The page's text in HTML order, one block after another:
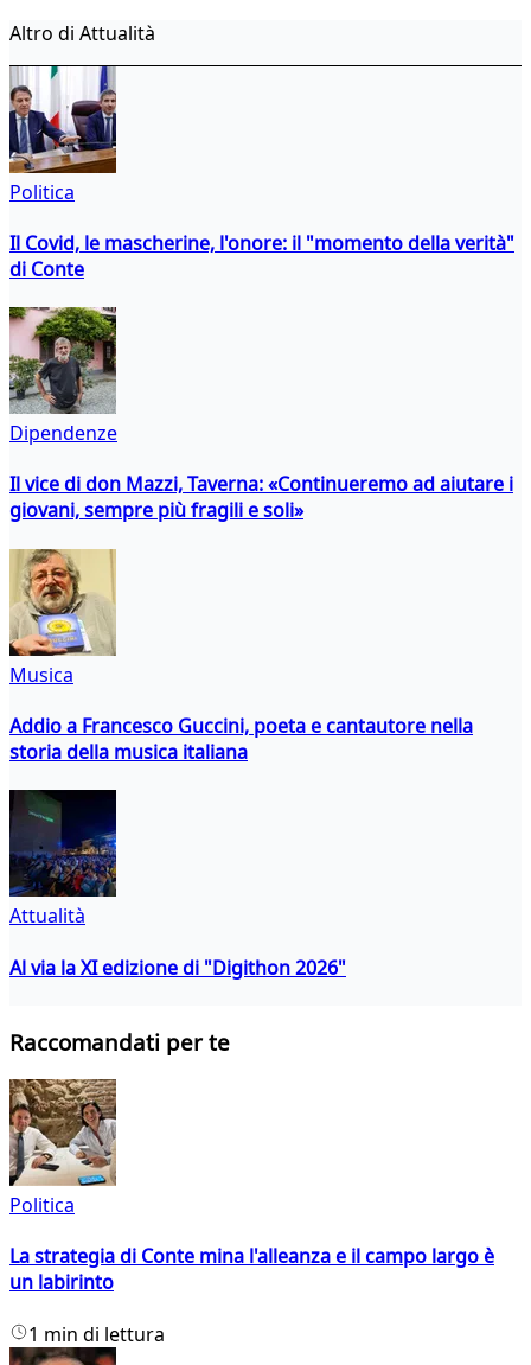
Altro di Attualità
Politica
Il Covid, le mascherine, l'onore: il "momento della verità"
di Conte
Dipendenze
Il vice di don Mazzi, Taverna: «Continueremo ad aiutare i
giovani, sempre più fragili e soli»
Musica
Addio a Francesco Guccini, poeta e cantautore nella
storia della musica italiana
Attualità
Al via la XI edizione di "Digithon 2026"
Raccomandati per te
Politica
La strategia di Conte mina l'alleanza e il campo largo è
un labirinto
1 min di lettura